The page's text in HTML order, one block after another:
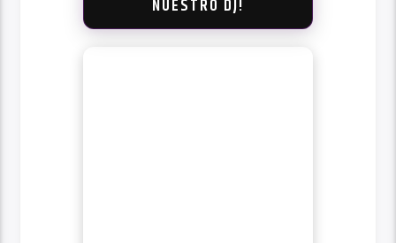
NUESTRO DJ!